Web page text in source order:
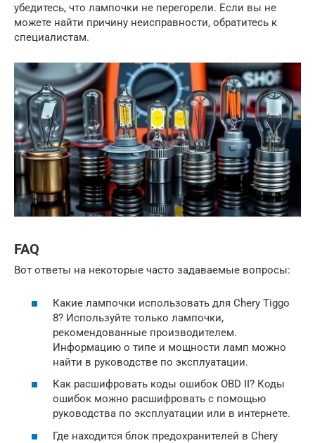
убедитесь, что лампочки не перегорели. Если вы не
можете найти причину неисправности, обратитесь к
специалистам.
FAQ
Вот ответы на некоторые часто задаваемые вопросы:
Какие лампочки использовать для Chery Tiggo
8? Используйте только лампочки,
рекомендованные производителем.
Информацию о типе и мощности ламп можно
найти в руководстве по эксплуатации.
Как расшифровать коды ошибок OBD II? Коды
ошибок можно расшифровать с помощью
руководства по эксплуатации или в интернете.
Где находится блок предохранителей в Chery